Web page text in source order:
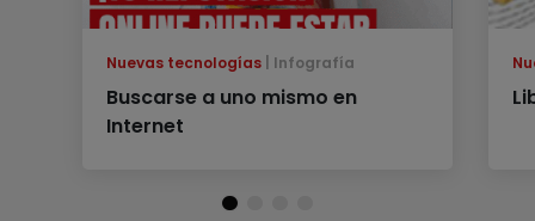
Nuevas tecnologías Infografía
Buscarse a uno mismo en
Internet